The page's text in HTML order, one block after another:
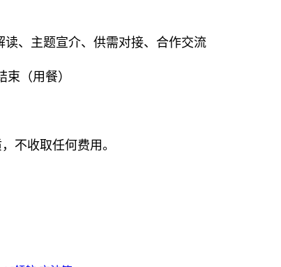
、主题宣介、供需对接、合作交流
用餐）
不收取任何费用。